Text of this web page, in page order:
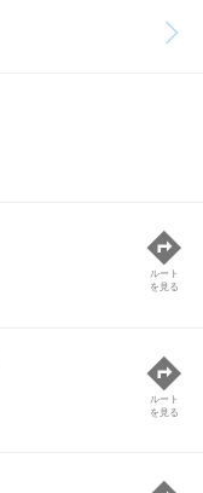
ルート
を見る
ルート
を見る